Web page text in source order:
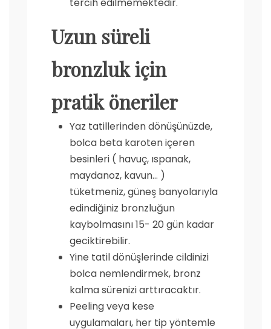
tercih edilmemektedir.
Uzun süreli
bronzluk için
pratik öneriler
Yaz tatillerinden dönüşünüzde,
bolca beta karoten içeren
besinleri ( havuç, ıspanak,
maydanoz, kavun… )
tüketmeniz, güneş banyolarıyla
edindiğiniz bronzluğun
kaybolmasını 15- 20 gün kadar
geciktirebilir.
Yine tatil dönüşlerinde cildinizi
bolca nemlendirmek, bronz
kalma sürenizi arttıracaktır.
Peeling veya kese
uygulamaları, her tip yöntemle